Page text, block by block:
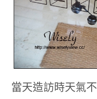
當天造訪時天氣